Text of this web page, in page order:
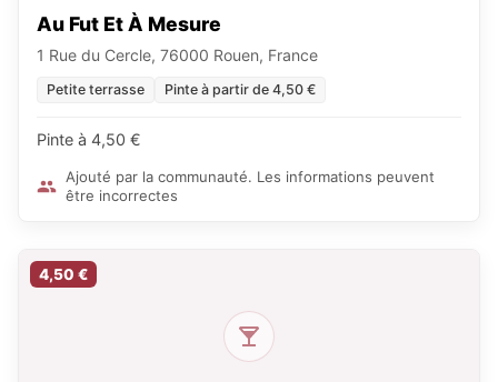
Au Fut Et À Mesure
1 Rue du Cercle, 76000 Rouen, France
Petite terrasse Pinte à partir de 4,50 €
Pinte à 4,50 €
Ajouté par la communauté. Les informations peuvent
être incorrectes
4,50 €